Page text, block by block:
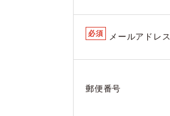
必須 メールアドレス
郵便番号